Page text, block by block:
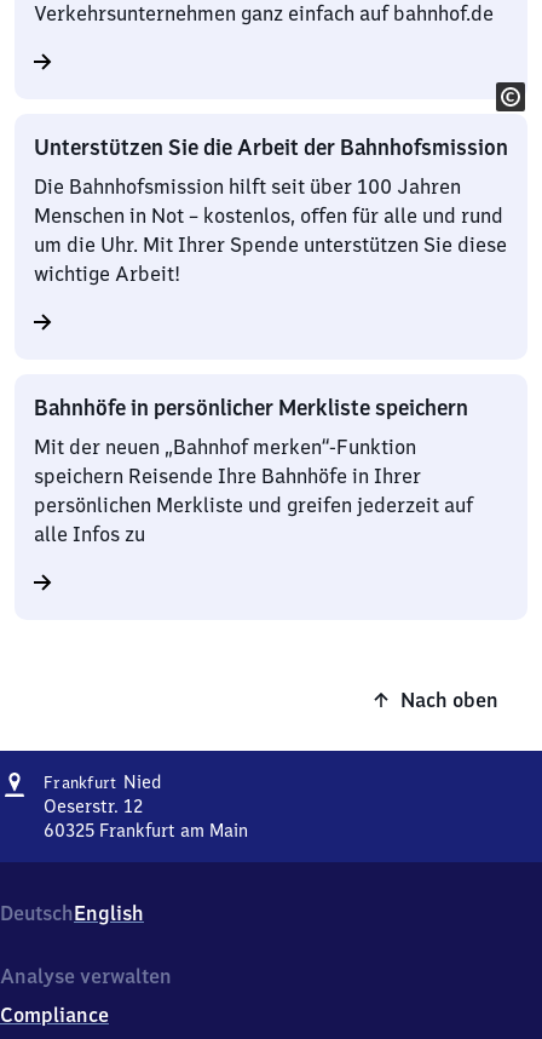
Verkehrsunternehmen ganz einfach auf bahnhof.de
Unterstützen Sie die Arbeit der Bahnhofsmission
Die Bahnhofsmission hilft seit über 100 Jahren
Menschen in Not – kostenlos, offen für alle und rund
um die Uhr. Mit Ihrer Spende unterstützen Sie diese
wichtige Arbeit!
Bahnhöfe in persönlicher Merkliste speichern
Mit der neuen „Bahnhof merken“-Funktion
speichern Reisende Ihre Bahnhöfe in Ihrer
persönlichen Merkliste und greifen jederzeit auf
alle Infos zu
Nach oben
Adresse
Frankfurt NiedFrankfurt-
Oeserstr. 12
60325 Frankfurt am Main
Oeserstr.
12,
0
2
DeutschEnglish
Analyse verwalten
Compliance